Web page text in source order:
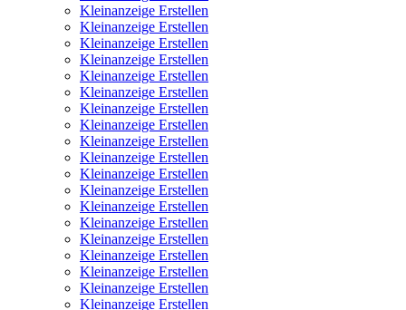
Kleinanzeige Erstellen
Kleinanzeige Erstellen
Kleinanzeige Erstellen
Kleinanzeige Erstellen
Kleinanzeige Erstellen
Kleinanzeige Erstellen
Kleinanzeige Erstellen
Kleinanzeige Erstellen
Kleinanzeige Erstellen
Kleinanzeige Erstellen
Kleinanzeige Erstellen
Kleinanzeige Erstellen
Kleinanzeige Erstellen
Kleinanzeige Erstellen
Kleinanzeige Erstellen
Kleinanzeige Erstellen
Kleinanzeige Erstellen
Kleinanzeige Erstellen
Kleinanzeige Erstellen